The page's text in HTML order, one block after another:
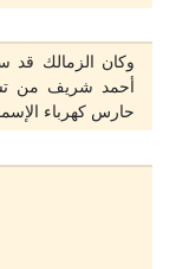
أحمد شريف من
حارس كهرباء